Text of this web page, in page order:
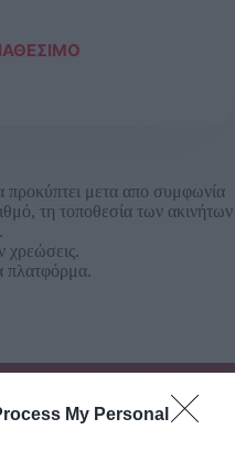
My Personal
προκύπτει μετα απο συμφωνία
τη τοποθεσία των ακινήτων
χρεώσεις.
πλατφόρμα.